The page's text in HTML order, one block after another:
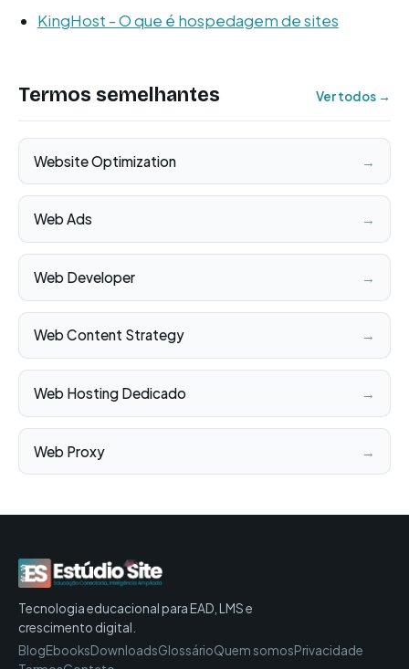
KingHost - O que é hospedagem de sites
Termos semelhantes Ver todos →
Website Optimization →
Web Ads →
Web Developer →
Web Content Strategy →
Web Hosting Dedicado →
Web Proxy →
Tecnologia educacional para EAD, LMS e
crescimento digital.
BlogEbooksDownloadsGlossárioQuem somosPrivacidade